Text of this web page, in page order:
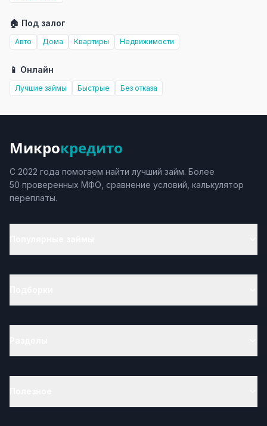
🏠 Под залог
Авто Дома Квартиры Недвижимости
📱 Онлайн
Лучшие займы Быстрые Без отказа
Микрокредито
С 2022 года помогаем найти лучший займ. Более
50 проверенных МФО, сравнение условий, калькулятор
переплаты.